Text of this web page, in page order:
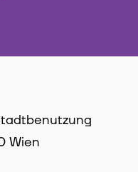
Wien